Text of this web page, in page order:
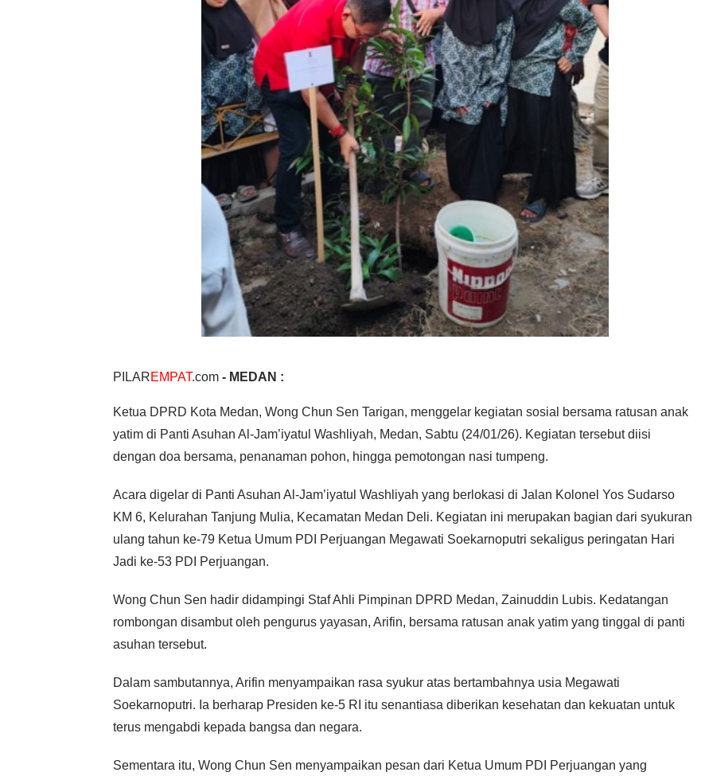
PILAREMPAT.com - MEDAN :
Ketua DPRD Kota Medan, Wong Chun Sen Tarigan, menggelar kegiatan sosial bersama ratusan anak
yatim di Panti Asuhan Al-Jam’iyatul Washliyah, Medan, Sabtu (24/01/26). Kegiatan tersebut diisi
dengan doa bersama, penanaman pohon, hingga pemotongan nasi tumpeng.
Acara digelar di Panti Asuhan Al-Jam’iyatul Washliyah yang berlokasi di Jalan Kolonel Yos Sudarso
KM 6, Kelurahan Tanjung Mulia, Kecamatan Medan Deli. Kegiatan ini merupakan bagian dari syukuran
ulang tahun ke-79 Ketua Umum PDI Perjuangan Megawati Soekarnoputri sekaligus peringatan Hari
Jadi ke-53 PDI Perjuangan.
Wong Chun Sen hadir didampingi Staf Ahli Pimpinan DPRD Medan, Zainuddin Lubis. Kedatangan
rombongan disambut oleh pengurus yayasan, Arifin, bersama ratusan anak yatim yang tinggal di panti
asuhan tersebut.
Dalam sambutannya, Arifin menyampaikan rasa syukur atas bertambahnya usia Megawati
Soekarnoputri. Ia berharap Presiden ke-5 RI itu senantiasa diberikan kesehatan dan kekuatan untuk
terus mengabdi kepada bangsa dan negara.
Sementara itu, Wong Chun Sen menyampaikan pesan dari Ketua Umum PDI Perjuangan yang